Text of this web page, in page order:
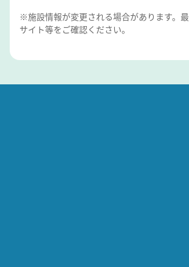
※施設情報が変更される場合があります。
サイト等をご確認ください。